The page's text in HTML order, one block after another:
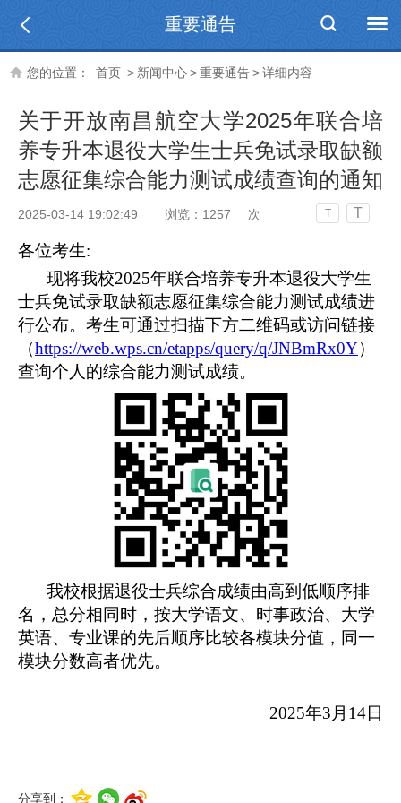
重要通告
您的位置： 首页 > 新闻中心>重要通告>详细内容
关于开放南昌航空大学2025年联合培
养专升本退役大学生士兵免试录取缺额
志愿征集综合能力测试成绩查询的通知
2025-03-14 19:02:49 浏览： 1257 次 T T
各位考生:
现将我校2025年联合培养专升本退役大学生
士兵免试录取缺额志愿征集综合能力测试成绩进
行公布。 考生可通过扫描下方二维码或访问链接
（https://web.wps.cn/etapps/query/q/JNBmRx0Y）
查询个人的综合能力测试成绩。
我校根据退役士兵综合成绩由高到低顺序排
名，总分相同时，按大学语文、时事政治、大学
英语、专业课的先后顺序比较各模块分值，同一
模块分数高者优先。
2025年3月14日
分享到：